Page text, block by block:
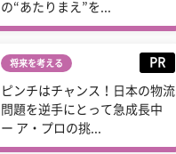
の“あたりまえ”を...
将来を考える PR
ピンチはチャンス！日本の物流
問題を逆手にとって急成長中
ー ア・プロの挑...